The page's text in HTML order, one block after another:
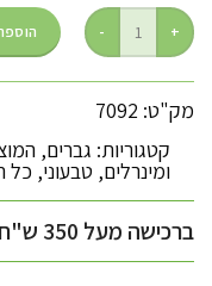
מק"ט: 7092
קטגוריות: גברים,
ומינרלים, טבעוני, כל
ברכישה מעל 350 ש"ח באתר - משלוח חינם